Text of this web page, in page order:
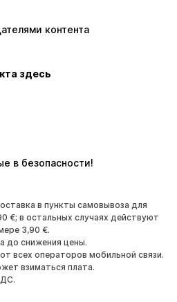
Юбки
ЭКСКЛЮЗИВ
Модные тенденции
Ботинки
контента
здесь
в безопасности!
в пункты самовывоза для
€; в остальных случаях действуют
3,90 €.
до снижения цены.
всех операторов мобильной связи.
взиматься плата.